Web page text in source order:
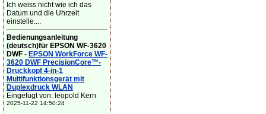
Ich weiss nicht wie ich das
Datum und die Uhrzeit
einstelle....
Bedienungsanleitung
(deutsch)für EPSON WF-3620
DWF - EPSON WorkForce WF-
3620 DWF PrecisionCore™-
Druckkopf 4-in-1
Multifunktionsgerät mit
Duplexdruck WLAN
Eingefügt von: leopold Kern
2025-11-22 14:50:24